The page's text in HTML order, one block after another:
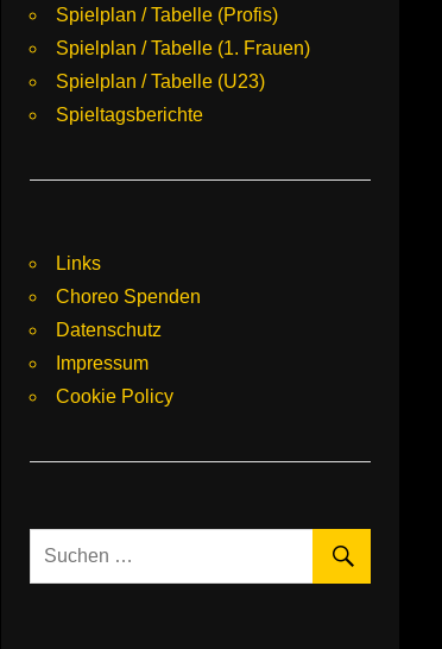
Spielplan / Tabelle (Profis)
Spielplan / Tabelle (1. Frauen)
Spielplan / Tabelle (U23)
Spieltagsberichte
Links
Choreo Spenden
Datenschutz
Impressum
Cookie Policy